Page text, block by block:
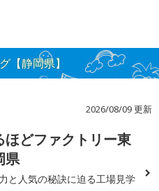
【静岡県】
2026/08/09 更新
ほどファクトリー東
県
と人気の秘訣に迫る工場見学